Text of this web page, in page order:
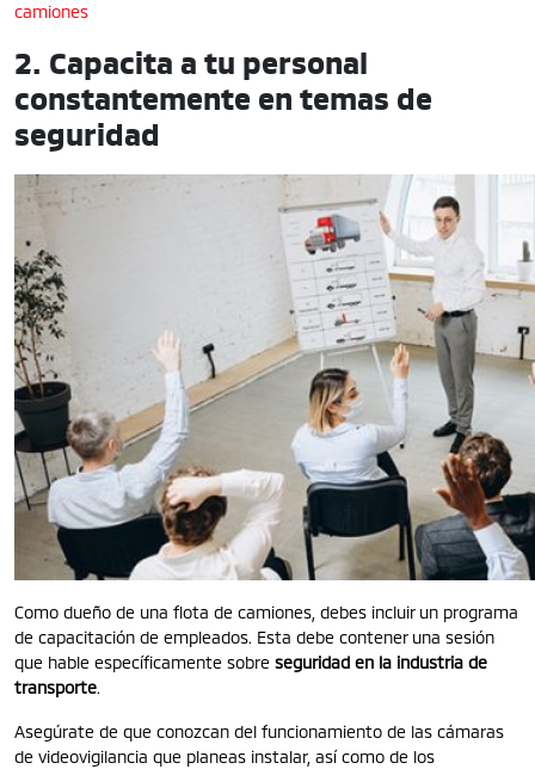
camiones
2. Capacita a tu personal
constantemente en temas de
seguridad
Como dueño de una flota de camiones, debes incluir un programa
de capacitación de empleados. Esta debe contener una sesión
que hable específicamente sobre seguridad en la industria de
transporte.
Asegúrate de que conozcan del funcionamiento de las cámaras
de videovigilancia que planeas instalar, así como de los